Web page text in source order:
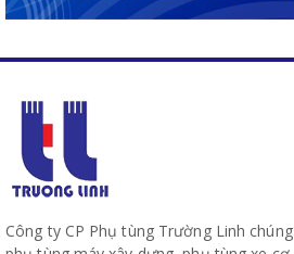
Công ty CP Phụ tùng Trường Linh